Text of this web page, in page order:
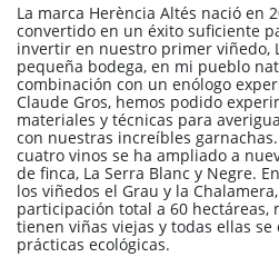
La marca Herència Altés nació en
convertido en un éxito suficiente
invertir en nuestro primer viñedo,
pequeña bodega, en mi pueblo
combinación con un enólogo
Claude Gros, hemos podido
materiales y técnicas para
con nuestras increíbles
cuatro vinos se ha ampliado a
de finca, La Serra Blanc y Negre.
los viñedos el Grau y la
participación total a 60 hectáreas,
tienen viñas viejas y todas ellas
prácticas ecológicas.